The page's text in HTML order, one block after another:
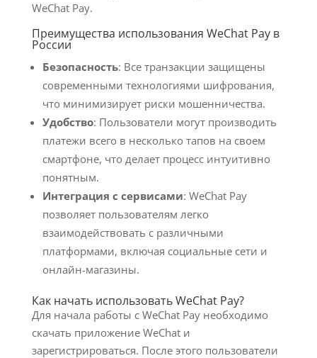
WeChat Pay.
Преимущества использования WeChat Pay в
России
Безопасность: Все транзакции защищены
современными технологиями шифрования,
что минимизирует риски мошенничества.
Удобство: Пользователи могут производить
платежи всего в несколько тапов на своем
смартфоне, что делает процесс интуитивно
понятным.
Интеграция с сервисами: WeChat Pay
позволяет пользователям легко
взаимодействовать с различными
платформами, включая социальные сети и
онлайн-магазины.
Как начать использовать WeChat Pay?
Для начала работы с WeChat Pay необходимо
скачать приложение WeChat и
зарегистрироваться. После этого пользователи